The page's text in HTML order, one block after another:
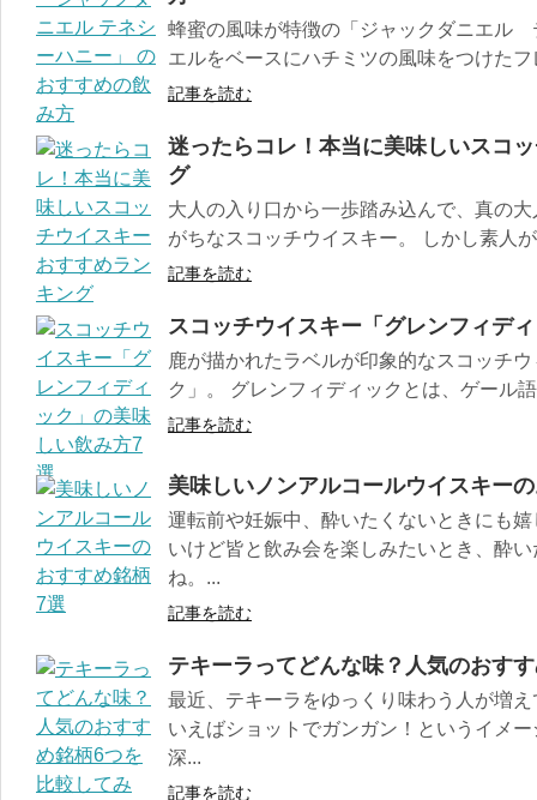
蜂蜜の風味が特徴の「ジャックダニエル
エルをベースにハチミツの風味をつけた
記事を読む
迷ったらコレ！本当に美味しいスコ
グ
大人の入り口から一歩踏み込んで、真の
がちなスコッチウイスキー。 しかし素人
記事を読む
スコッチウイスキー「グレンフィデ
鹿が描かれたラベルが印象的なスコッチ
ク」。 グレンフィディックとは、ゲール
記事を読む
美味しいノンアルコールウイスキー
運転前や妊娠中、酔いたくないときにも
いけど皆と飲み会を楽しみたいとき、酔
ね。...
記事を読む
テキーラってどんな味？人気のおす
最近、テキーラをゆっくり味わう人が増
いえばショットでガンガン！というイメ
深...
記事を読む